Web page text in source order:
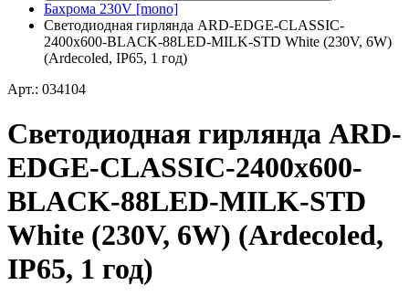
Бахрома 230V [mono]
Светодиодная гирлянда ARD-EDGE-CLASSIC-
2400x600-BLACK-88LED-MILK-STD White (230V, 6W)
(Ardecoled, IP65, 1 год)
Арт.: 034104
Светодиодная гирлянда ARD-
EDGE-CLASSIC-2400x600-
BLACK-88LED-MILK-STD
White (230V, 6W) (Ardecoled,
IP65, 1 год)